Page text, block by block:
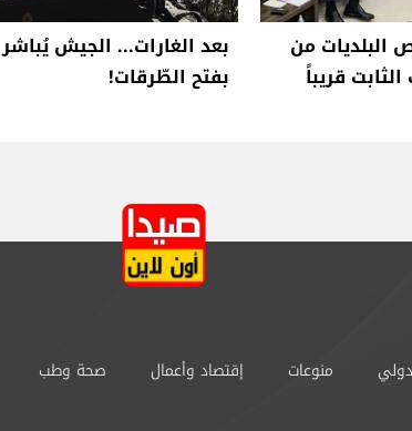
البلديات من
قريباً
بعد الغارات... الجيش يُباشر
بفتح الطّرقات!
منوعات إقتصاد وأعمال صحة وطب